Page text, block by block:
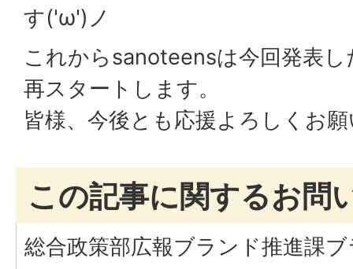
す('ω')ノ
これからsanoteensは今回発表
再スタートします。
皆様、今後とも応援よろしくお
この記事に関するお問
総合政策部広報ブランド推進課